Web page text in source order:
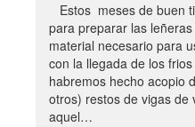
Estos meses de buen
para preparar las
material necesario para
con la llegada de los
habremos hecho acopio
otros) restos de vigas de
aquel…